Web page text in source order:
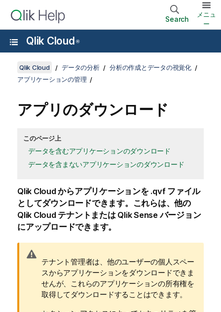
Search
メニュ
ー
Qlik Cloud ®
Qlik Cloud データの分析
分析の作成とデータの視覚化
アプリケーションの管理
アプリのダウンロード
このページ上
データを含むアプリケーションのダウンロード
データを含まないアプリケーションのダウンロード
Qlik Cloudからアプリケーションを .qvf ファイル
としてダウンロードできます。 これらは、他の
Qlik Cloudテナントまたは Qlik Senseバージョン
にアップロードできます。
告
メ
モ
テナント管理者は、他のユーザーの個人スペー
スからアプリケーションをダウンロードできま
せんが、これらのアプリケーションの所有権を
取得してダウンロードすることはできます。